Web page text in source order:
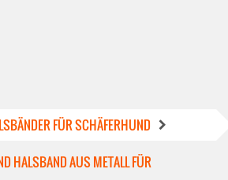
FÜR SCHÄFERHUND
HALSBAND AUS METALL FÜR